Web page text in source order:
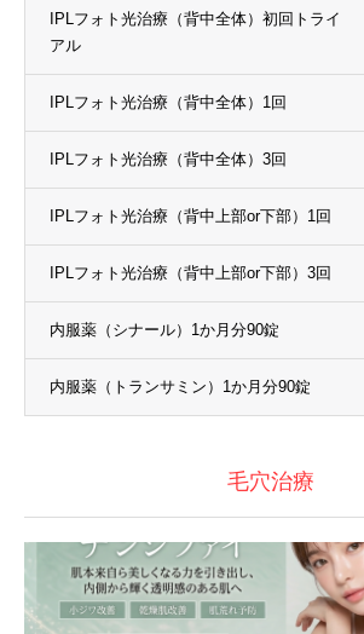
IPLフォト光治療（背中全体）初回トライ
アル
IPLフォト光治療（背中全体）1回
IPLフォト光治療（背中全体）3回
IPLフォト光治療（背中上部or下部）1回
IPLフォト光治療（背中上部or下部）3回
内服薬（シナール）1か月分90錠
内服薬（トランサミン）1か月分90錠
毛穴治療